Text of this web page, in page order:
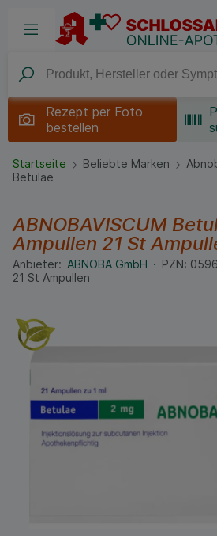
Rezept per Foto
bestellen
Startseite Beliebte Marken
Betulae
ABNOBAVISCUM
Ampullen 21 St
Anbieter: ABNOBA GmbH PZN:
21 St Ampullen